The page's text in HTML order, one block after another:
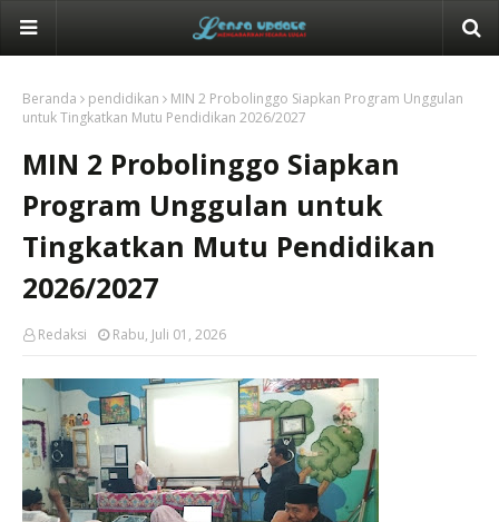
Beranda pendidikan
MIN 2 Probolinggo Siapkan Program Unggulan
untuk Tingkatkan Mutu Pendidikan 2026/2027
MIN 2 Probolinggo Siapkan
Program Unggulan untuk
Tingkatkan Mutu Pendidikan
2026/2027
Redaksi Rabu, Juli 01, 2026